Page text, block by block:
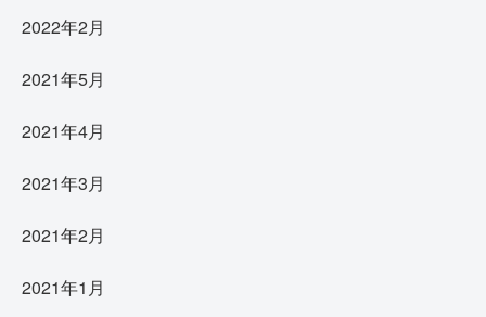
2022年2月
2021年5月
2021年4月
2021年3月
2021年2月
2021年1月